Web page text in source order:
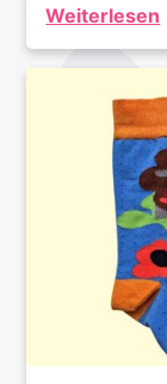
Weiterlesen